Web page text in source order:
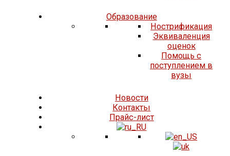
Образование
Нострификация
Эквиваленция
оценок
Помощь с
поступлением в
вузы
Новости
Контакты
Прайс-лист